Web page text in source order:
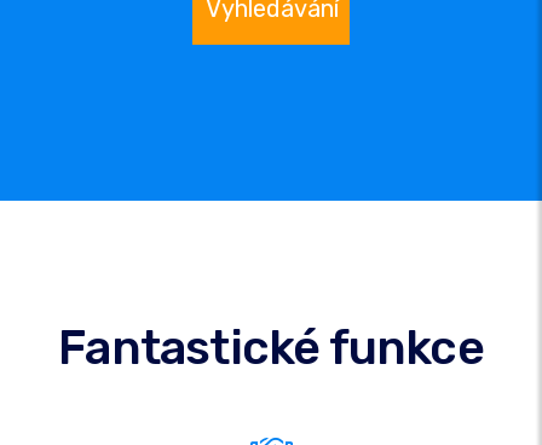
Vyhledávání
Fantastické funkce